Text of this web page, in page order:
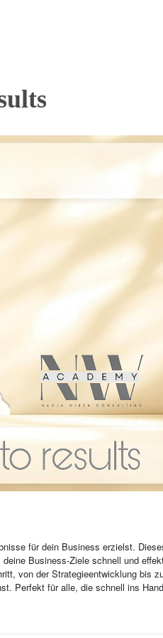
für dein Business erzielst.
Business-Ziele schnell und
von der Strategieentwicklung bis
Perfekt für alle, die schnell ins